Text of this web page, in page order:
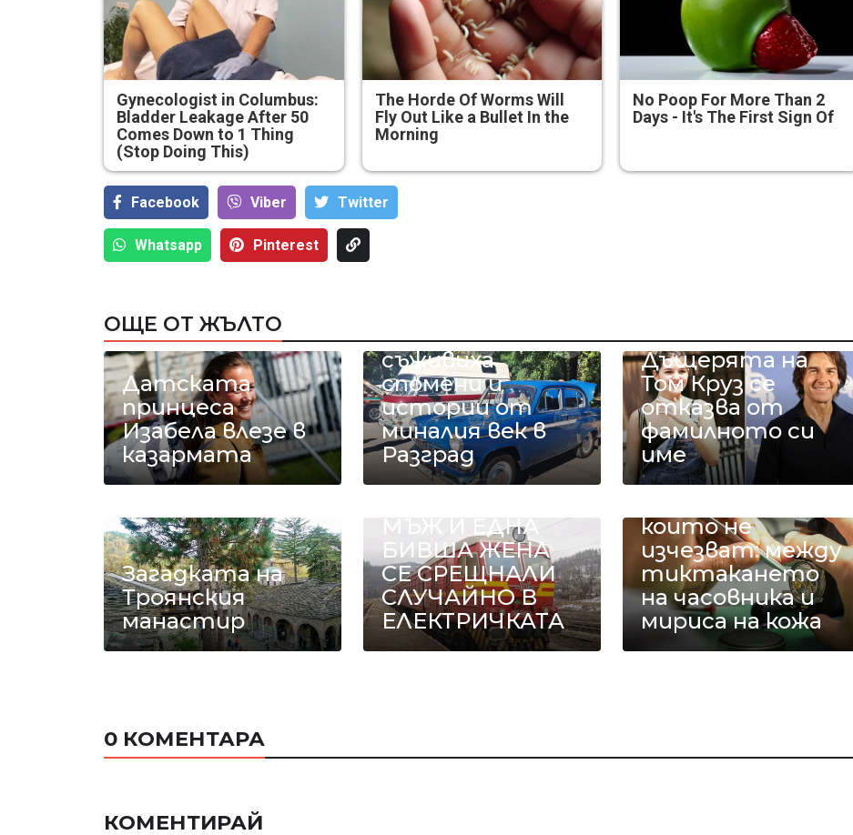
Gynecologist in Columbus:
Bladder Leakage After 50
Comes Down to 1 Thing
(Stop Doing This)
The Horde Of Worms Will
Fly Out Like a Bullet In the
Morning
No Poop For More Than 2
Days - It's The First Sign Of
Facebook Viber Тwitter
Whatsapp Pinterest
ОЩЕ ОТ ЖЪЛТО
Датската
принцеса
Изабела влезе в
казармата
автомобили
съживиха
спомени и
истории от
миналия век в
Разград
Дъщерята на
Том Круз се
отказва от
фамилното си
име
Загадката на
Троянския
манастир
МЪЖ И ЕДНА
БИВША ЖЕНА
СЕ СРЕЩНАЛИ
СЛУЧАЙНО В
ЕЛЕКТРИЧКАТА
които не
изчезват: между
тиктакането
на часовника и
мириса на кожа
0 КОМЕНТАРА
КОМЕНТИРАЙ